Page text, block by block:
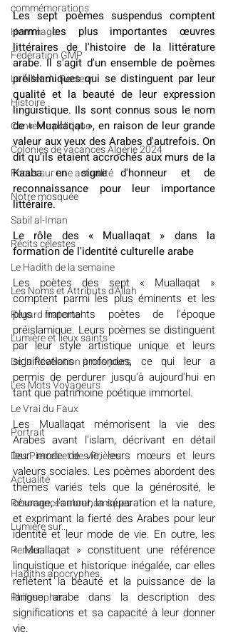
commémorations
Hommage
Fédération GMP
Le billet du Recteur
Histoire
Contexte politique
Colonies de vacances Algérie 2024
​​Focus sur une actualité
Notre mosquée
Sabil al-Iman
Récits célestes
Le Hadith de la semaine
Les Noms et Attributs d'Allah
Regard fraternel
Lumière et lieux saints
De la Révélation à nos jours
Les Mots Voyageurs
Le Vrai du Faux
Portrait
Des Pierres et des Prières
Actualité
Résonances abrahamiques
Lumière sur...
Penser
Hadiths apocryphes
Philosopher
Les sept poèmes suspendus comptent
parmi les plus importantes œuvres
littéraires de l'histoire de la littérature
arabe. Il s'agit d'un ensemble de poèmes
préislamiques qui se distinguent par leur
qualité et la beauté de leur expression
linguistique. Ils sont connus sous le nom
de « Muallaqat », en raison de leur grande
valeur aux yeux des Arabes d'autrefois. On
dit qu'ils étaient accrochés aux murs de la
Kaaba en signe d'honneur et de
reconnaissance pour leur importance
littéraire.
Le rôle des « Muallaqat » dans la
formation de l'identité culturelle arabe
Les poètes des sept « Muallaqat »
comptent parmi les plus éminents et les
plus importants poètes de l'époque
préislamique. Leurs poèmes se distinguent
par leur style artistique unique et leurs
significations profondes, ce qui leur a
permis de perdurer jusqu'à aujourd'hui en
tant que patrimoine poétique immortel.
Les Muallaqat mémorisent la vie des
Arabes avant l'islam, décrivant en détail
leur mode de vie, leurs mœurs et leurs
valeurs sociales. Les poèmes abordent des
thèmes variés tels que la générosité, le
courage, l'amour, la séparation et la nature,
et exprimant la fierté des Arabes pour leur
identité et leur mode de vie. En outre, les
« Muallaqat » constituent une référence
linguistique et historique inégalée, car elles
reflètent la beauté et la puissance de la
langue arabe dans la description des
significations et sa capacité à leur donner
vie.